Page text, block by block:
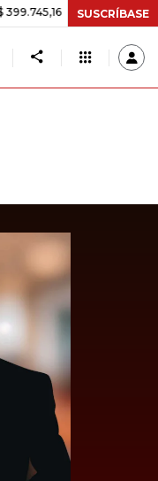
+$ 2.295,71 +0,58%
SUSCRÍBASE